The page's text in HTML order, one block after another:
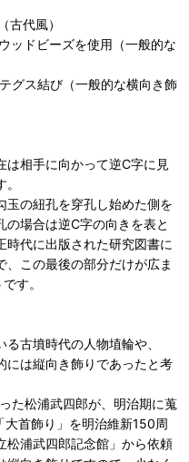
古代風）
ッドビーズを使用（一般的な
グス結び（一般的な横向き飾
は相手に向かって逆C字に見
玉の紐孔を穿孔し始めた側を
場合は逆C字の向きを表と
代に出版された研究図書に
この最後の部分だけが広ま
す。
古墳時代の人物埴輪や、
には縦向き飾りであったと考
た松浦武四郎が、明治期に蒐
首飾り」を明治維新150周
松浦武四郎記念館」から依頼